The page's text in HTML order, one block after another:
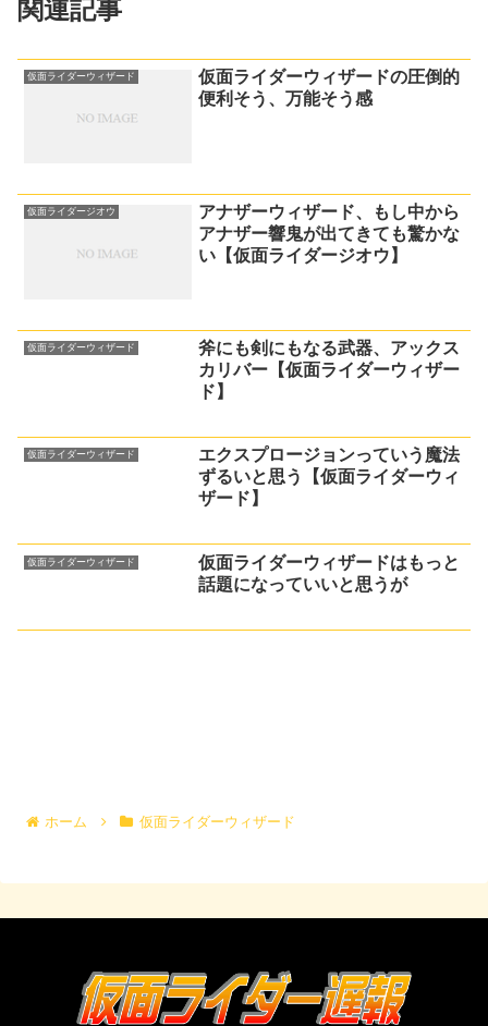
関連記事
仮面ライダーウィザード
仮面ライダーウィザードの圧倒的
便利そう、万能そう感
仮面ライダージオウ
アナザーウィザード、もし中から
アナザー響鬼が出てきても驚かな
い【仮面ライダージオウ】
仮面ライダーウィザード
斧にも剣にもなる武器、アックス
カリバー【仮面ライダーウィザー
ド】
仮面ライダーウィザード
エクスプロージョンっていう魔法
ずるいと思う【仮面ライダーウィ
ザード】
仮面ライダーウィザード
仮面ライダーウィザードはもっと
話題になっていいと思うが
ホーム 仮面ライダーウィザード